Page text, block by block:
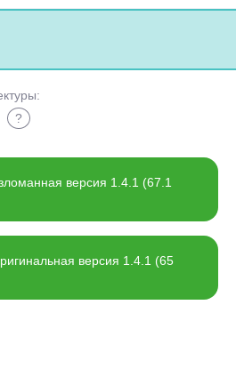
?
версия 1.4.1 (67.1
версия 1.4.1 (65